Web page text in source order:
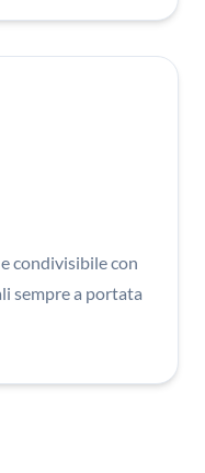
condivisibile con
sempre a portata